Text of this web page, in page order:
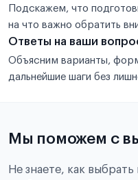
Подскажем, что
на что важно обратить
Ответы на ваши
Объясним варианты,
дальнейшие шаги без
Мы поможем с
Не знаете, как